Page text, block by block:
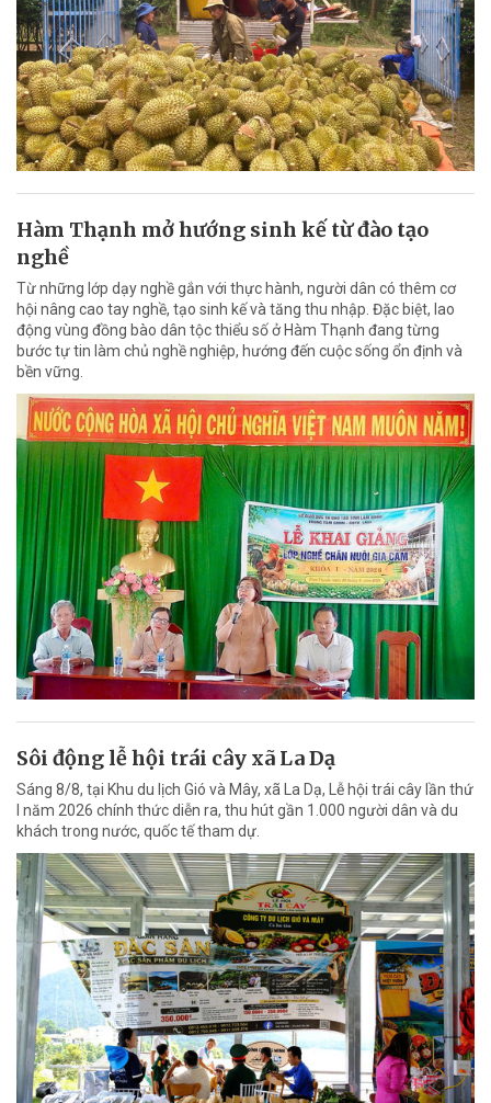
Hàm Thạnh mở hướng sinh kế từ đào tạo
nghề
Từ những lớp dạy nghề gắn với thực hành, người dân có thêm cơ
hội nâng cao tay nghề, tạo sinh kế và tăng thu nhập. Đặc biệt, lao
động vùng đồng bào dân tộc thiểu số ở Hàm Thạnh đang từng
bước tự tin làm chủ nghề nghiệp, hướng đến cuộc sống ổn định và
bền vững.
Sôi động lễ hội trái cây xã La Dạ
Sáng 8/8, tại Khu du lịch Gió và Mây, xã La Dạ, Lễ hội trái cây lần thứ
I năm 2026 chính thức diễn ra, thu hút gần 1.000 người dân và du
khách trong nước, quốc tế tham dự.